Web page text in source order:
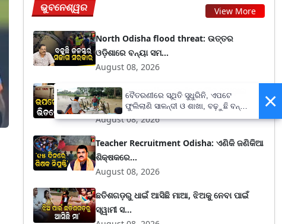
ଭୁବନେଶ୍ୱର View More
North Odisha flood threat: ଉତ୍ତର
ଓଡ଼ିଶାରେ ବନ୍ୟା ସମ...
August 08, 2026
Liquor Smuggling: କ୍ଷୀର ଗାଡ଼ିକୁ ଗୋଡ଼ାଇ
ଗୋଡ଼ାଇ ଧରିଲ...
August 08, 2026
Teacher Recruitment Odisha: ଏଣିକି ଜଣିକିଆ
ଶିକ୍ଷକରେ...
August 08, 2026
ଛତିଶଗଡ଼ରୁ ଧାଇଁ ଆସିଛି ମାଆ, ଝିଅକୁ ନେବା ପାଇଁ
ସ୍ୱାମୀ ସ...
×
ବୈତରଣୀରେ ସ୍ଥିତି ସୁଧୁରିନି, ଏପଟେ
ଫୁଲିଲାଣି ସାଳନ୍ଦୀ ଓ ଶାଖା, ବଢ଼ୁଛି ବନ୍ୟା